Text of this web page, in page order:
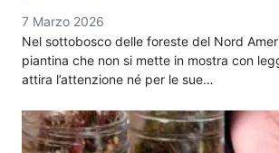
7 Marzo 2026
Nel sottobosco delle foreste del Nord
piantina che non si mette in mostra con
attira l’attenzione né per le sue…